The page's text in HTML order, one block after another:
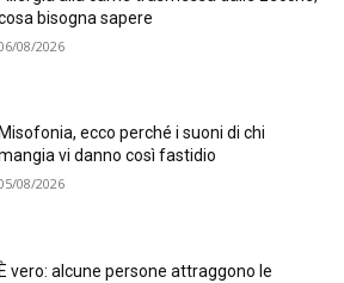
bisogna sapere
08/2026
Misofonia, ecco perché i suoni di chi
vi danno così fastidio
08/2026
È vero: alcune persone attraggono le